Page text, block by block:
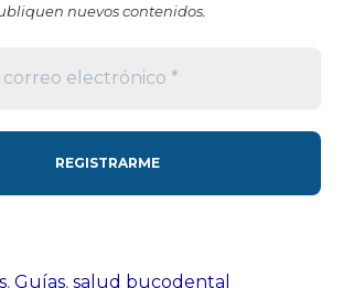
nuevos contenidos.
, Guías, salud bucodental